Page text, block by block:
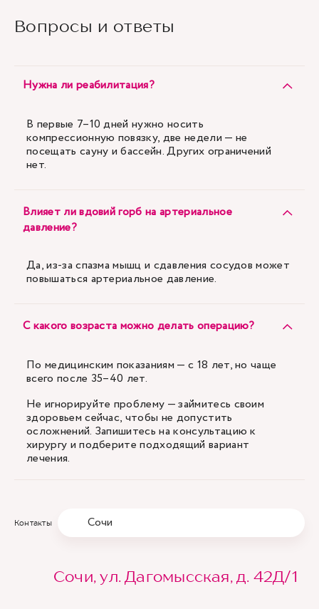
Вопросы и ответы
Нужна ли реабилитация?
В первые 7–10 дней нужно носить
компрессионную повязку, две недели — не
посещать сауну и бассейн. Других ограничений
нет.
Влияет ли вдовий горб на артериальное
давление?
Да, из-за спазма мышц и сдавления сосудов может
повышаться артериальное давление.
С какого возраста можно делать операцию?
По медицинским показаниям — с 18 лет, но чаще
всего после 35–40 лет.
Не игнорируйте проблему — займитесь своим
здоровьем сейчас, чтобы не допустить
осложнений. Запишитесь на консультацию к
хирургу и подберите подходящий вариант
лечения.
Контакты Сочи
Сочи, ул. Дагомысская, д. 42Д/1